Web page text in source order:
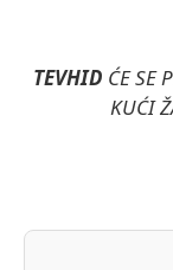
TEVHID ĆE SE
KUĆI